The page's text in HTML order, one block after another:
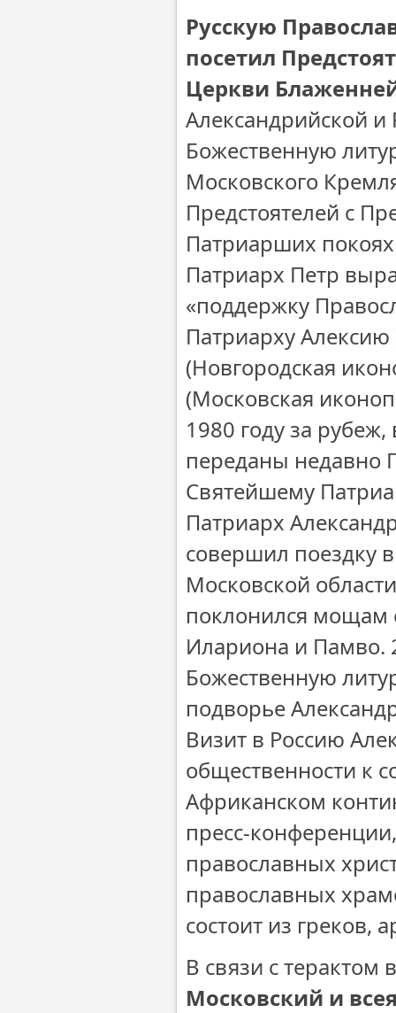
Русскую
посетил
Церкви
Александрийской
Божественную
Московского
Предстоятелей с
Патриарших
Патриарх Петр
«поддержку
Патриарху
(Новгородская
(Московская
1980 году за
переданы недавно
Святейшему
Патриарх
совершил поездку
Московской
поклонился мощам
Илариона и Памво.
Божественную
подворье
Визит в Россию
общественности к
Африканском
пресс-
православных
православных
состоит из греков,
В связи с
Московский и